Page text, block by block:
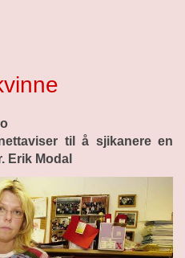
til å sjikanere en
Erik Modal